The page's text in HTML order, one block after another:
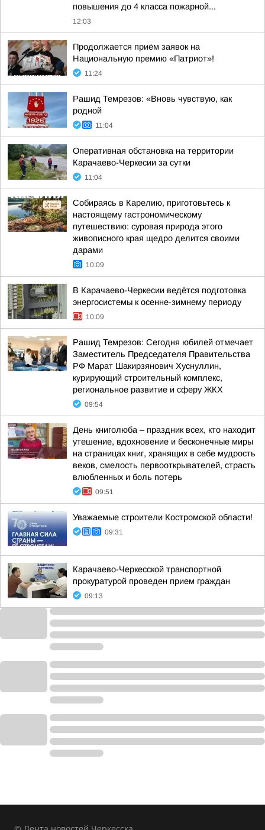
повышения до 4 класса пожарной...
12:03
Продолжается приём заявок на
Национальную премию «Патриот»!
11:24
Рашид Темрезов: «Вновь чувствую, как
родной
11:04
Оперативная обстановка на территории
Карачаево-Черкесии за сутки
11:04
Собираясь в Карелию, приготовьтесь к
настоящему гастрономическому
путешествию: суровая природа этого
живописного края щедро делится своими
дарами
10:09
В Карачаево-Черкесии ведётся подготовка
энергосистемы к осенне-зимнему периоду
10:09
Рашид Темрезов: Сегодня юбилей отмечает
Заместитель Председателя Правительства
РФ Марат Шакирзянович Хуснуллин,
курирующий строительный комплекс,
региональное развитие и сферу ЖКХ
09:54
День книголюба – праздник всех, кто находит
утешение, вдохновение и бесконечные миры
на страницах книг, хранящих в себе мудрость
веков, смелость первооткрывателей, страсть
влюбленных и боль потерь
09:51
Уважаемые строители Костромской области!
09:31
Карачаево-Черкесской транспортной
прокуратурой проведен прием граждан
09:13